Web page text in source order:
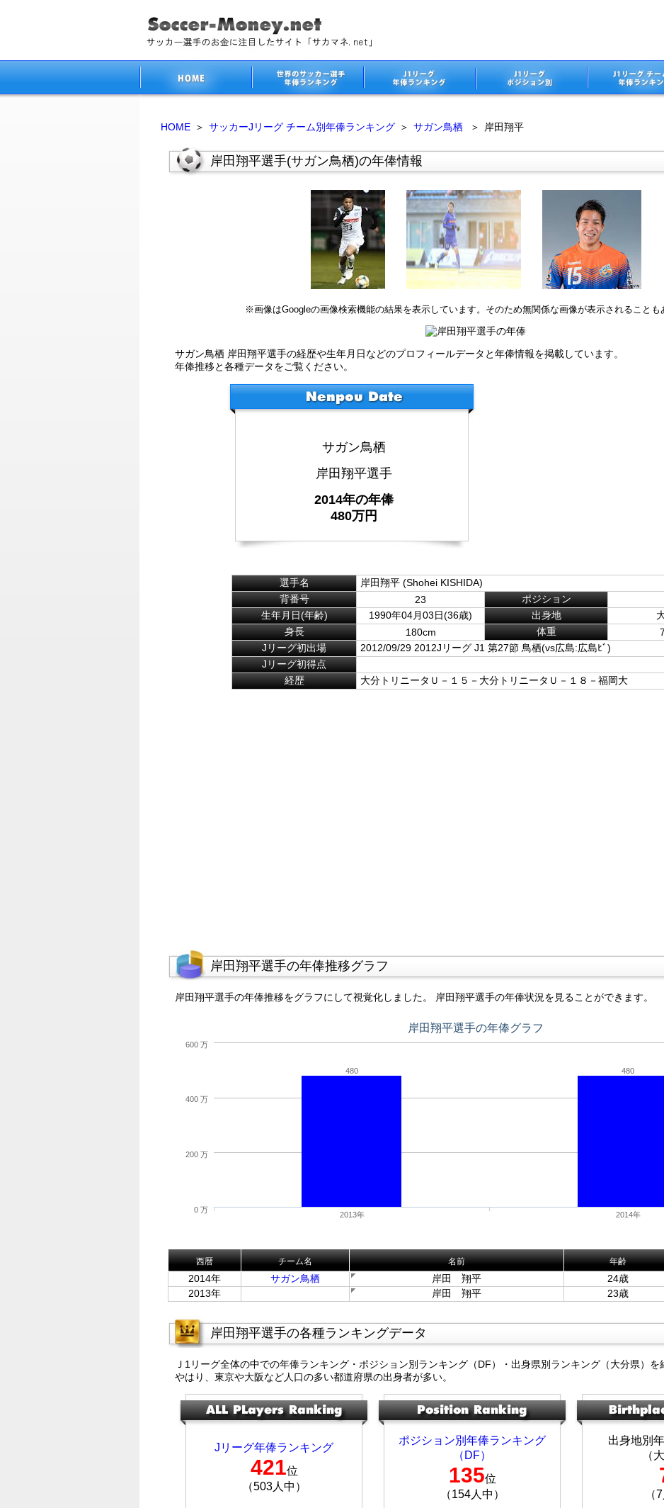
HOME ＞ サッカーJリーグ チーム別年俸ランキング ＞ サガン鳥栖 ＞ 岸田翔平
岸田翔平選手(サガン鳥栖)の年俸情報
※画像はGoogleの画像検索機能の結果を表示しています。そのため無関係な画像が表示されることも
サガン鳥栖 岸田翔平選手の経歴や生年月日などのプロフィールデータと年俸情報を掲載しています。
年俸推移と各種データをご覧ください。
サガン鳥栖
岸田翔平選手
2014年の年俸
480万円
選手名
岸田翔平 (Shohei KISHIDA)
背番号
23 ポジション
生年月日(年齢)
1990年04月03日(36歳) 出身地
身長
180cm 体重
Jリーグ初出場
2012/09/29 2012Jリーグ J1 第27節 鳥栖(vs広島:広島ﾋﾞ)
Jリーグ初得点
経歴
大分トリニータＵ－１５－大分トリニータＵ－１８－福岡大
岸田翔平選手の年俸推移グラフ
岸田翔平選手の年俸推移をグラフにして視覚化しました。 岸田翔平選手の年俸状況を見ることができます。
岸田翔平選手の年俸グラフ
480 480
2013年 2014年
0 万
200 万
400 万
600 万
西暦 チーム名 名前 年齢
2014年 サガン鳥栖 岸田 翔平 24歳
2013年
岸田 翔平 23歳
岸田翔平選手の各種ランキングデータ
Ｊ1リーグ全体の中での年俸ランキング・ポジション別ランキング（DF）・出身県別ランキング（大分県）を
やはり、東京や大阪など人口の多い都道府県の出身者が多い。
Jリーグ年俸ランキング
421位
（503人中）
ポジション別年俸ランキング
（DF）
135位
（154人中）
出身地別
（
（